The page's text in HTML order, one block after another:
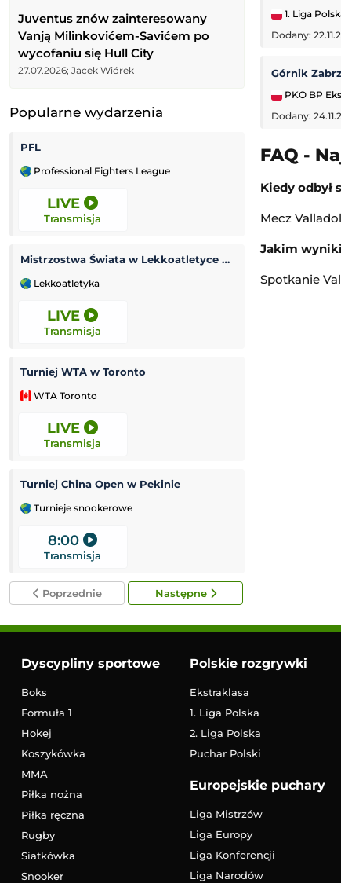
Juventus znów zainteresowany
Vanją Milinkovićem-Savićem po
wycofaniu się Hull City
27.07.2026; Jacek Wiórek
Popularne wydarzenia
PFL
Professional Fighters League
LIVE
Transmisja
Mistrzostwa Świata w Lekkoatletyce U20
Lekkoatletyka
LIVE
Transmisja
Turniej WTA w Toronto
WTA Toronto
LIVE
Transmisja
Turniej China Open w Pekinie
Turnieje snookerowe
8:00
Transmisja
Grand Prix PLS
Transmisja
Mistrzostwa
Koszykówka
Poprzednie Następne
1. Liga
Dodany:
Górnik
PKO BP
Dodany:
FAQ -
Kiedy odbył
Mecz
Jakim
Spotkanie
Dyscypliny sportowe
Boks
Formuła 1
Hokej
Koszykówka
MMA
Piłka nożna
Piłka ręczna
Rugby
Siatkówka
Snooker
Polskie rozgrywki
Ekstraklasa
1. Liga Polska
2. Liga Polska
Puchar Polski
Europejskie puchary
Liga Mistrzów
Liga Europy
Liga Konferencji
Liga Narodów